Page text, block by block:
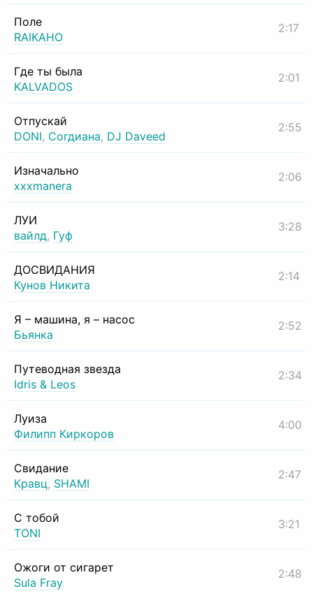
Поле
RAIKAHO
2:17
Где ты была
KALVADOS
2:01
Отпускай
DONI, Согдиана, DJ Daveed
2:55
Изначально
xxxmanera
2:06
ЛУИ
вайлд, Гуф
3:28
ДОСВИДАНИЯ
Кунов Никита
2:14
Я – машина, я – насос
Бьянка
2:52
Путеводная звезда
Idris & Leos
2:34
Луиза
Филипп Киркоров
4:00
Свидание
Кравц, SHAMI
2:47
С тобой
TONI
3:21
Ожоги от сигарет
Sula Fray
2:48